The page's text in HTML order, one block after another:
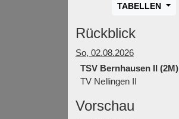
TABELLEN
Rückblick
So, 02.08.2026
TSV Bernhausen II (2M)
TV Nellingen II
Vorschau